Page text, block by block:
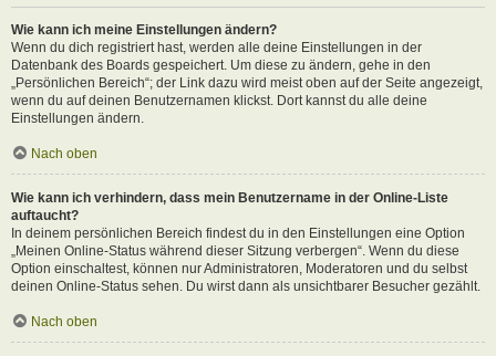
Wie kann ich meine Einstellungen ändern?
Wenn du dich registriert hast, werden alle deine Einstellungen in der
Datenbank des Boards gespeichert. Um diese zu ändern, gehe in den
„Persönlichen Bereich“; der Link dazu wird meist oben auf der Seite angezeigt,
wenn du auf deinen Benutzernamen klickst. Dort kannst du alle deine
Einstellungen ändern.
Nach oben
Wie kann ich verhindern, dass mein Benutzername in der Online-Liste
auftaucht?
In deinem persönlichen Bereich findest du in den Einstellungen eine Option
„Meinen Online-Status während dieser Sitzung verbergen“. Wenn du diese
Option einschaltest, können nur Administratoren, Moderatoren und du selbst
deinen Online-Status sehen. Du wirst dann als unsichtbarer Besucher gezählt.
Nach oben